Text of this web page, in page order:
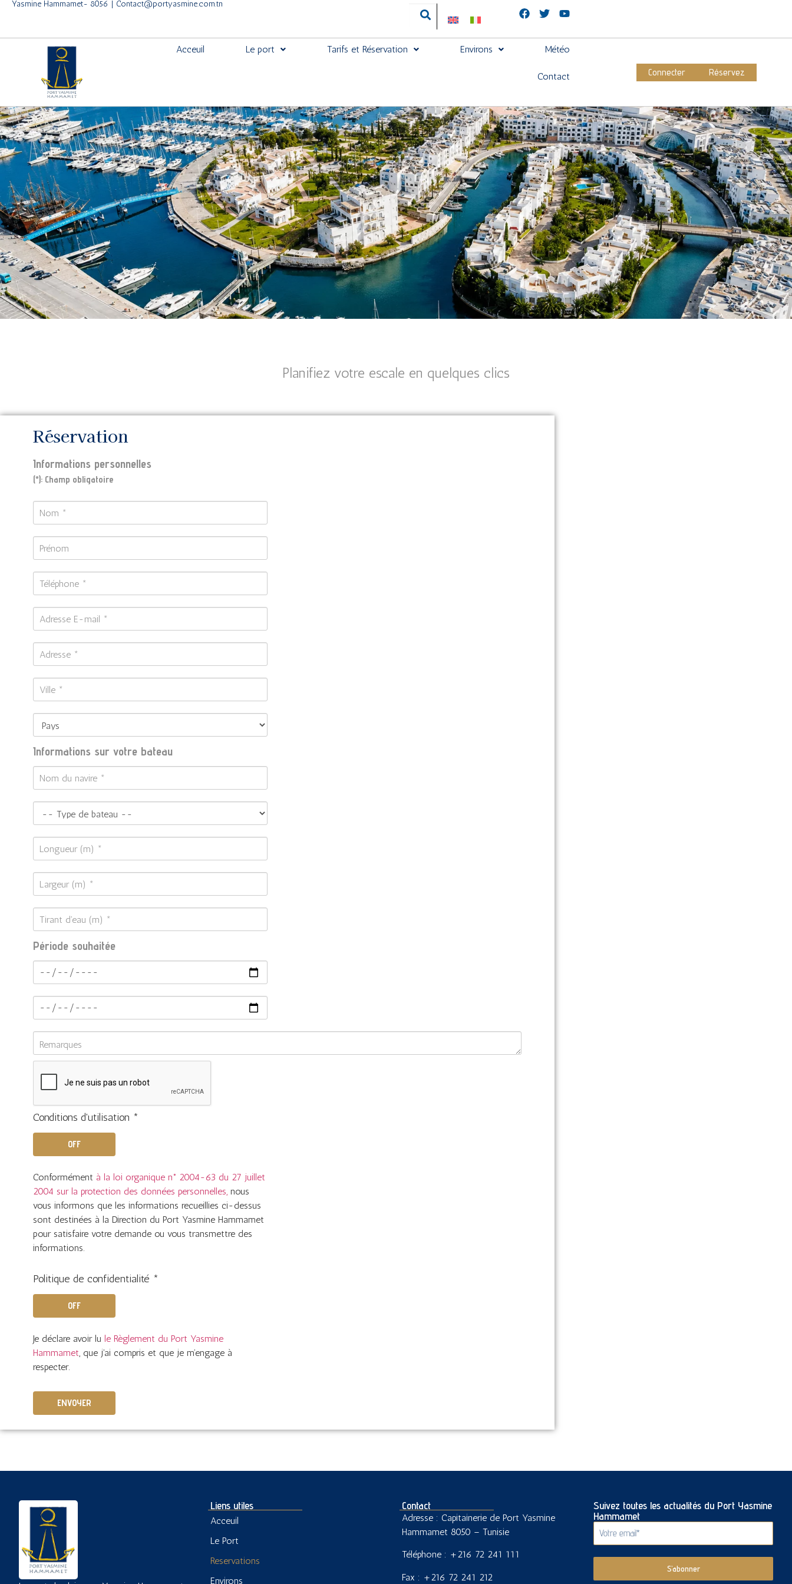
Yasmine Hammamet- 8056 | Contact@portyasmine.com.tn
Réservez
Connecter
Acceuil Le port Tarifs et Réservation Environs Météo
Contact
Planifiez votre escale en quelques clics
Réservation
Informations personnelles
(*): Champ obligatoire
Informations sur votre bateau
Période souhaitée
Conditions d'utilisation *
OFF
Conformément à la loi organique n° 2004-63 du 27 juillet
2004 sur la protection des données personnelles,
vous informons que les informations recueillies ci-dessus
sont destinées à la Direction du Port Yasmine Hammamet
pour satisfaire votre demande ou vous transmettre des
informations.
Politique de confidentialité *
OFF
Je déclare avoir lu le Règlement du Port Yasmine
Hammamet , que j'ai compris et que je m’engage à
respecter.
Liens utiles
Acceuil
Le Port
Reservations
Environs
Contact
Adresse : Capitainerie de Port Yasmine
Hammamet 8050 – Tunisie
Téléphone : +216 72 241 111
Fax : +216 72 241 212
Suivez toutes les actualités du Port Yasmine
Hammamet
S’abonner